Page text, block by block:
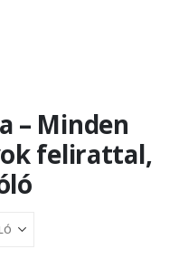
– Minden
felirattal,